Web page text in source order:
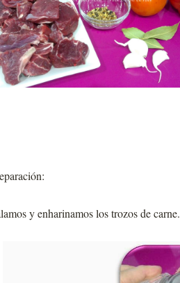
y enharinamos los trozos de carne.